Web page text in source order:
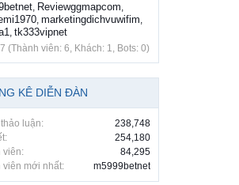
, Reviewggmapcom,
, marketingdichvuwifim,
, tk333vipnet
(Thành viên: 6, Khách: 1, Bots: 0)
KÊ DIỄN ĐÀN
luận:
238,748
254,180
viên:
84,295
viên mới nhất:
m5999betnet